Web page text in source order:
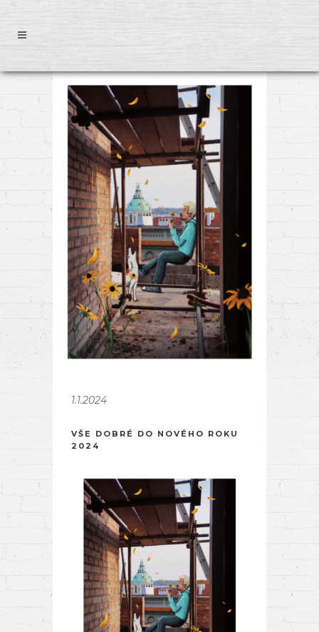
1.1.2024
VŠE DOBRÉ DO NOVÉHO ROKU
2024